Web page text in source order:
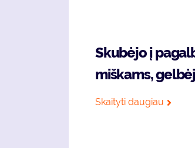
Skubėjo į
miškams,
Skaityti daugiau